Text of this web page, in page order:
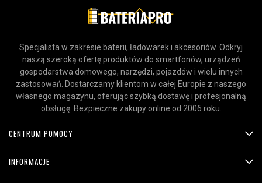
Specjalista w zakresie baterii, ładowarek i akcesoriów. Odkryj
naszą szeroką ofertę produktów do smartfonów, urządzeń
gospodarstwa domowego, narzędzi, pojazdów i wielu innych
zastosowań. Dostarczamy klientom w całej Europie z naszego
własnego magazynu, oferując szybką dostawę i profesjonalną
obsługę. Bezpieczne zakupy online od 2006 roku.
CENTRUM POMOCY
INFORMACJE